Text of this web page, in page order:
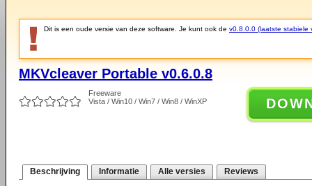
Dit is een oude versie van deze software. Je kunt ook de v0.8.0.0 (laatste stabiele
MKVcleaver Portable v0.6.0.8
Freeware
Vista / Win10 / Win7 / Win8 / WinXP
Beschrijving Informatie Alle versies Reviews